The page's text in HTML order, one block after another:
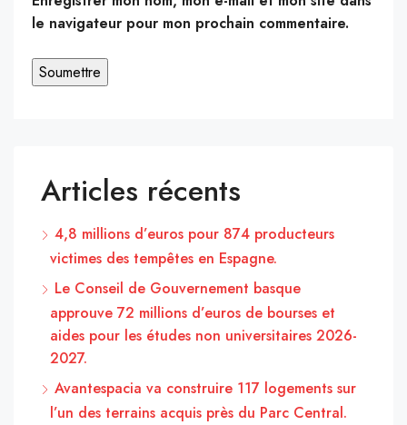
le navigateur pour mon prochain commentaire.
Articles récents
4,8 millions d’euros pour 874 producteurs
victimes des tempêtes en Espagne.
Le Conseil de Gouvernement basque
approuve 72 millions d’euros de bourses et
aides pour les études non universitaires 2026-
2027.
Avantespacia va construire 117 logements sur
l’un des terrains acquis près du Parc Central.